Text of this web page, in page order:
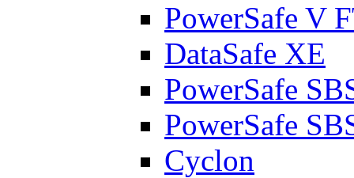
PowerSafe V
DataSafe XE
PowerSafe
PowerSafe
Cyclon